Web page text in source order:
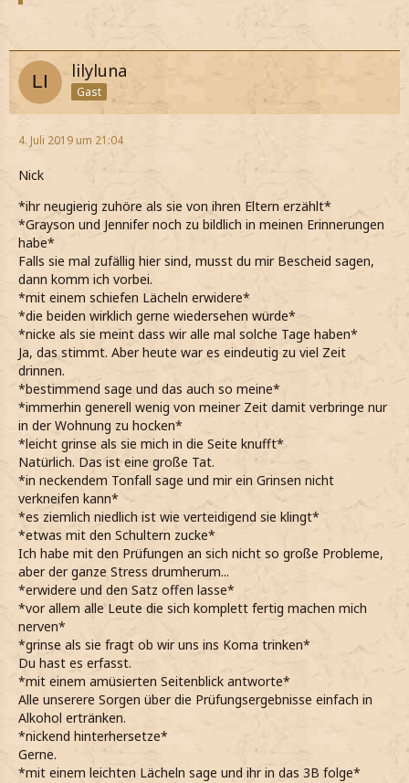
lilyluna
Gast
4. Juli 2019 um 21:04
Nick
*ihr neugierig zuhöre als sie von ihren Eltern erzählt*
*Grayson und Jennifer noch zu bildlich in meinen Erinnerungen
habe*
Falls sie mal zufällig hier sind, musst du mir Bescheid sagen,
dann komm ich vorbei.
*mit einem schiefen Lächeln erwidere*
*die beiden wirklich gerne wiedersehen würde*
*nicke als sie meint dass wir alle mal solche Tage haben*
Ja, das stimmt. Aber heute war es eindeutig zu viel Zeit
drinnen.
*bestimmend sage und das auch so meine*
*immerhin generell wenig von meiner Zeit damit verbringe nur
in der Wohnung zu hocken*
*leicht grinse als sie mich in die Seite knufft*
Natürlich. Das ist eine große Tat.
*in neckendem Tonfall sage und mir ein Grinsen nicht
verkneifen kann*
*es ziemlich niedlich ist wie verteidigend sie klingt*
*etwas mit den Schultern zucke*
Ich habe mit den Prüfungen an sich nicht so große Probleme,
aber der ganze Stress drumherum...
*erwidere und den Satz offen lasse*
*vor allem alle Leute die sich komplett fertig machen mich
nerven*
*grinse als sie fragt ob wir uns ins Koma trinken*
Du hast es erfasst.
*mit einem amüsierten Seitenblick antworte*
Alle unserere Sorgen über die Prüfungsergebnisse einfach in
Alkohol ertränken.
*nickend hinterhersetze*
Gerne.
*mit einem leichten Lächeln sage und ihr in das 3B folge*